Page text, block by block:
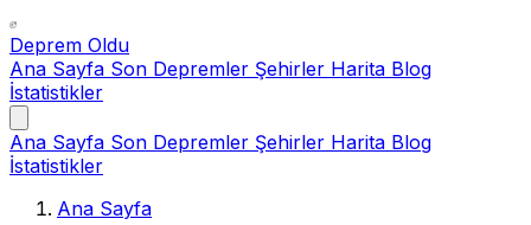
Deprem Oldu
Ana Sayfa Son Depremler Şehirler Harita Blog
İstatistikler
Ana Sayfa Son Depremler Şehirler Harita Blog
İstatistikler
Ana Sayfa